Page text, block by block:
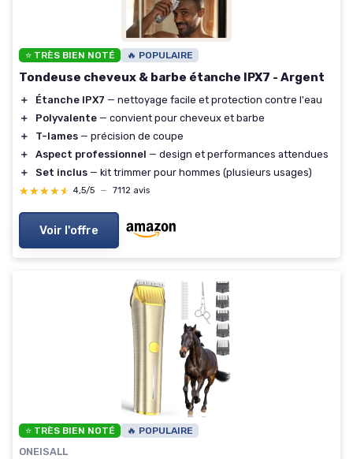
⭐ TRÈS BIEN NOTÉ 🔥 POPULAIRE
Tondeuse cheveux & barbe étanche IPX7 - Argent
＋ Étanche IPX7 — nettoyage facile et protection contre l'eau
＋
Polyvalente — convient pour cheveux et barbe
＋
T-lames — précision de coupe
＋
Aspect professionnel — design et performances attendues
＋
Set inclus — kit trimmer pour hommes (plusieurs usages)
★★★★★
★★★★★ 4,5/5 — 7112 avis
Voir l'offre
⭐ TRÈS BIEN NOTÉ 🔥 POPULAIRE
ONEISALL